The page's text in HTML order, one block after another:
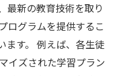
最新の教育技術を取り
ログラムを提供するこ
ます。 例えば、各生徒
イズされた学習プラン